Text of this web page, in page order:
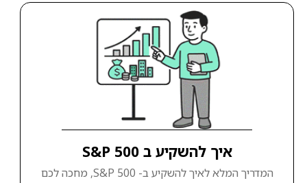
איך להשקיע ב S&P 500
המדריך המלא לאיך להשקיע ב- S&P 500, מחכה לכם